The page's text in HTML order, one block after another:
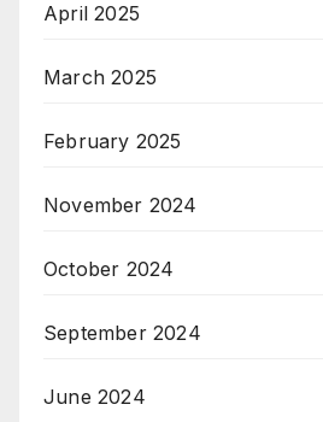
April 2025
March 2025
February 2025
November 2024
October 2024
September 2024
June 2024